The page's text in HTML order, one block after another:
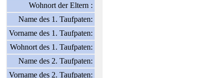
Wohnort der Eltern :
Name des 1. Taufpaten:
Vorname des 1. Taufpaten:
Wohnort des 1. Taufpaten:
Name des 2. Taufpaten:
Vorname des 2. Taufpaten: